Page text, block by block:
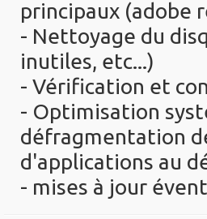
principaux (adobe
- Nettoyage du
inutiles, etc...)
- Vérification et
- Optimisation
défragmentation
d'applications au
- mises à jour